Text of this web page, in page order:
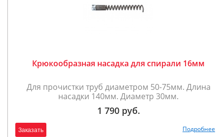
Крюкообразная насадка для спирали 16мм
Для прочистки труб диаметром 50-75мм. Длина
насадки 140мм. Диаметр 30мм.
1 790 руб.
Заказать Подробнее